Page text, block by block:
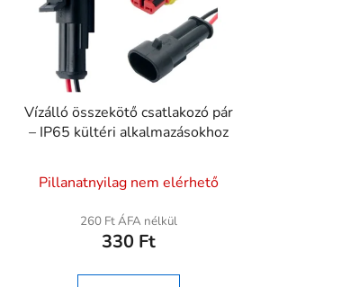
Vízálló összekötő csatlakozó pár
– IP65 kültéri alkalmazásokhoz
Pillanatnyilag nem elérhető
260 Ft ÁFA nélkül
330 Ft